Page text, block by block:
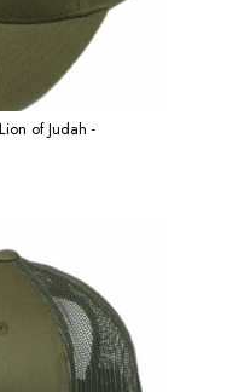
of Judah -